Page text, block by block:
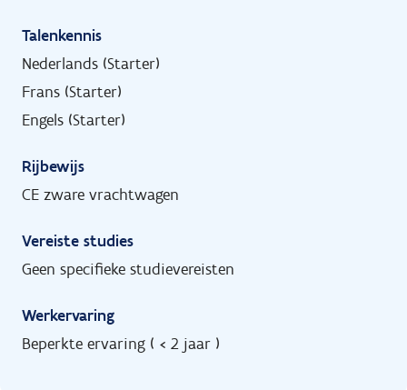
Talenkennis
Nederlands (Starter)
Frans (Starter)
Engels (Starter)
Rijbewijs
CE zware vrachtwagen
Vereiste studies
Geen specifieke studievereisten
Werkervaring
Beperkte ervaring ( < 2 jaar )